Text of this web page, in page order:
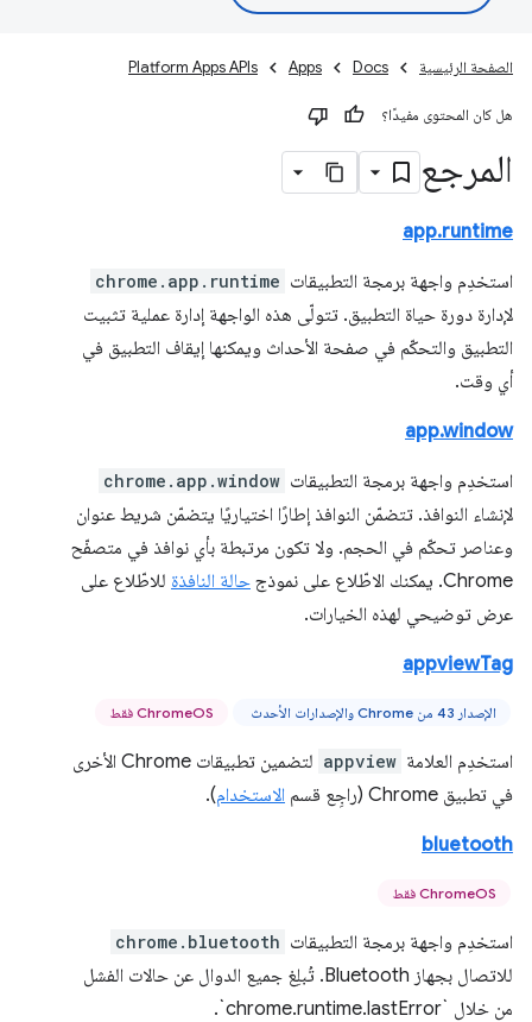
الصفحة الرئيسية Docs
Apps
Platform Apps APIs
هل كان المحتوى مفيدًا؟
المرجع
app.runtime
استخدِم واجهة برمجة التطبيقات chrome.app.runtime
لإدارة دورة حياة التطبيق. تتولّى هذه الواجهة إدارة عملية تثبيت
التطبيق والتحكّم في صفحة الأحداث ويمكنها إيقاف التطبيق في
أي وقت.
app.window
استخدِم واجهة برمجة التطبيقات chrome.app.window
لإنشاء النوافذ. تتضمّن النوافذ إطارًا اختياريًا يتضمّن شريط عنوان
وعناصر تحكّم في الحجم. ولا تكون مرتبطة بأي نوافذ في متصفّح
Chrome. يمكنك الاطّلاع على نموذج
حالة النافذة للاطّلاع على
عرض توضيحي لهذه الخيارات.
appviewTag
الإصدار 43 من Chrome والإصدارات الأحدث ChromeOS فقط
استخدِم العلامة appview
لتضمين تطبيقات Chrome الأخرى
في تطبيق Chrome (راجِع قسم
الاستخدام).
bluetooth
ChromeOS فقط
استخدِم واجهة برمجة التطبيقات chrome.bluetooth
للاتصال بجهاز Bluetooth. تُبلِغ جميع الدوال عن حالات الفشل
من خلال `chrome.runtime.lastError`.